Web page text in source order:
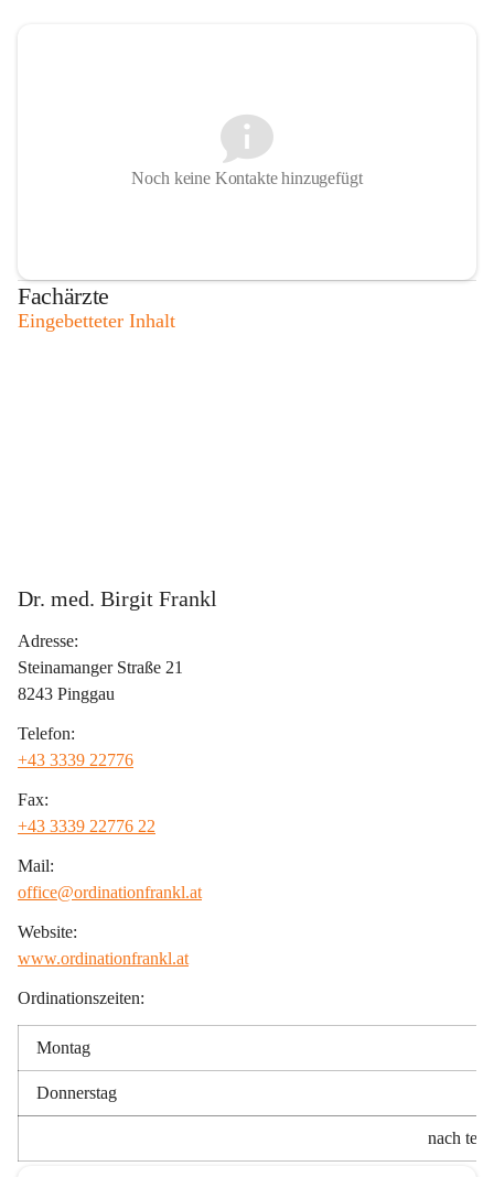
Noch keine Kontakte hinzugefügt
Fachärzte
Eingebetteter Inhalt
Dr. med. Birgit Frankl
Adresse:
Steinamanger Straße 21
8243 Pinggau
Telefon:
+43 3339 22776
Fax:
+43 3339 22776 22
Mail:
office@ordinationfrankl.at
Website:
www.ordinationfrankl.at
Ordinationszeiten:
Montag
Donnerstag
nach